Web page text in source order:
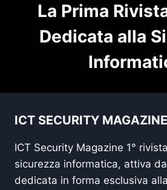
La Prima
Dedicata alla
ICT SECURITY MAGAZINE
ICT Security Magazine 1°
sicurezza informatica, attiva
dedicata in forma esclusiva